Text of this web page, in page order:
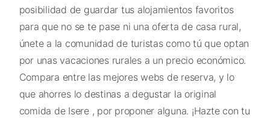
posibilidad de guardar tus alojamientos favoritos
para que no se te pase ni una oferta de casa rural,
únete a la comunidad de turistas como tú que optan
por unas vacaciones rurales a un precio económico.
Compara entre las mejores webs de reserva, y lo
que ahorres lo destinas a degustar la original
comida de Isere , por proponer alguna. ¡Hazte con tu